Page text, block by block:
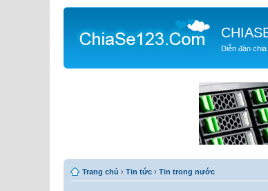
Diễn đàn
Trang chủ › Tin tức › Tin trong nước